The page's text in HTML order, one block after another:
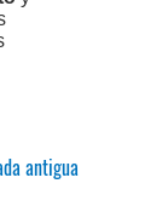
antigua